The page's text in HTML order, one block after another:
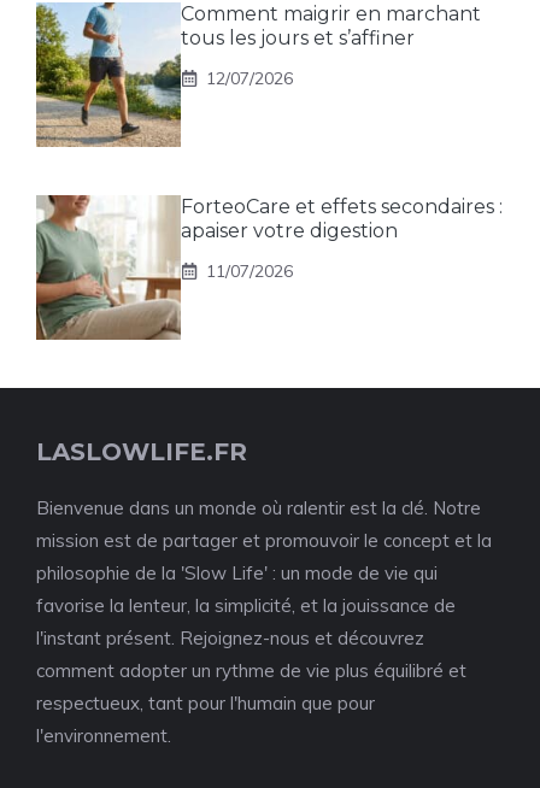
Comment maigrir en marchant
tous les jours et s’affiner
12/07/2026
ForteoCare et effets secondaires :
apaiser votre digestion
11/07/2026
LASLOWLIFE.FR
Bienvenue dans un monde où ralentir est la clé. Notre
mission est de partager et promouvoir le concept et la
philosophie de la 'Slow Life' : un mode de vie qui
favorise la lenteur, la simplicité, et la jouissance de
l'instant présent. Rejoignez-nous et découvrez
comment adopter un rythme de vie plus équilibré et
respectueux, tant pour l'humain que pour
l'environnement.